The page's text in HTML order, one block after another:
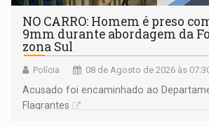
NO CARRO: Homem é preso
9mm durante abordagem da
zona Sul
Polícia 08 de Agosto de 2026 às
Acusado foi encaminhado ao
Flagrantes